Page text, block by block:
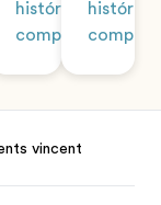
história
completa
história
vincent